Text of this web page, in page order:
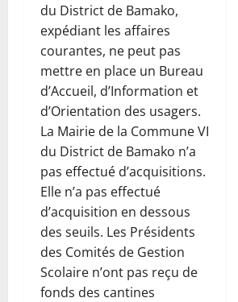
du District de Bamako,
expédiant les affaires
courantes, ne peut pas
mettre en place un Bureau
d’Accueil, d’Information et
d’Orientation des usagers.
La Mairie de la Commune VI
du District de Bamako n’a
pas effectué d’acquisitions.
Elle n’a pas effectué
d’acquisition en dessous
des seuils. Les Présidents
des Comités de Gestion
Scolaire n’ont pas reçu de
fonds des cantines